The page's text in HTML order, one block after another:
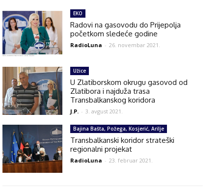
EKO
Radovi na gasovodu do Prijepolja
početkom sledeće godine
RadioLuna - 26. novembar 2021.
Užice
U Zlatiborskom okrugu gasovod od
Zlatibora i najduža trasa
Transbalkanskog koridora
J.P. - 3. avgust 2021.
Bajina Bašta, Požega, Kosjerić, Arilje
Transbalkanski koridor strateški
regionalni projekat
RadioLuna - 23. februar 2021.